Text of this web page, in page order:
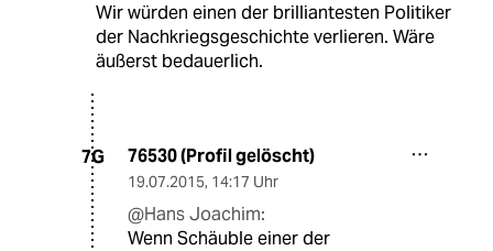
Wir würden einen der brilliantesten Politiker
der Nachkriegsgeschichte verlieren. Wäre
äußerst bedauerlich.
7G 76530 (Profil gelöscht)
19.07.2015, 14:17 Uhr
@Hans Joachim:
Wenn Schäuble einer der